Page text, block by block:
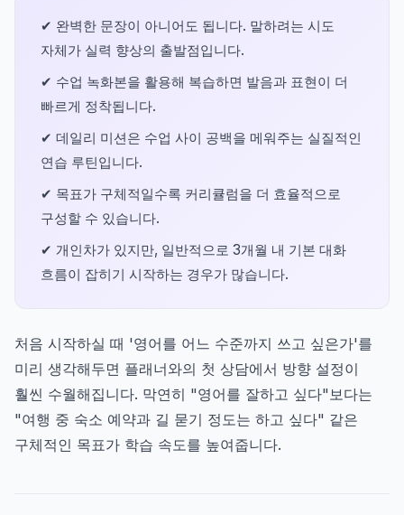
✔ 완벽한 문장이 아니어도 됩니다. 말하려는 시도
자체가 실력 향상의 출발점입니다.
✔ 수업 녹화본을 활용해 복습하면 발음과 표현이 더
빠르게 정착됩니다.
✔ 데일리 미션은 수업 사이 공백을 메워주는 실질적인
연습 루틴입니다.
✔ 목표가 구체적일수록 커리큘럼을 더 효율적으로
구성할 수 있습니다.
✔ 개인차가 있지만, 일반적으로 3개월 내 기본 대화
흐름이 잡히기 시작하는 경우가 많습니다.
처음 시작하실 때 '영어를 어느 수준까지 쓰고 싶은가'를
미리 생각해두면 플래너와의 첫 상담에서 방향 설정이
훨씬 수월해집니다. 막연히 "영어를 잘하고 싶다"보다는
"여행 중 숙소 예약과 길 묻기 정도는 하고 싶다" 같은
구체적인 목표가 학습 속도를 높여줍니다.